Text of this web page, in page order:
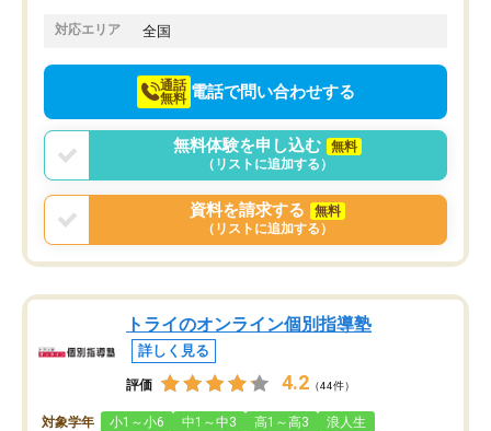
対応エリア 全国
通話
無料 電話で問い合わせする
無料体験を申し込む
無料
（リストに追加する）
資料を請求する
無料
（リストに追加する）
トライのオンライン個別指導塾
詳しく見る
評価 4.2 （44件）
対象学年 小1～小6 中1～中3 高1～高3 浪人生